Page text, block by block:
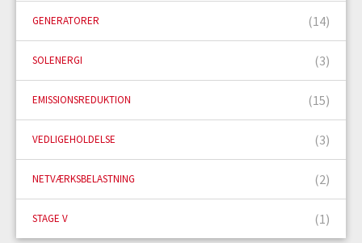
GENERATORER (14)
SOLENERGI (3)
EMISSIONSREDUKTION (15)
VEDLIGEHOLDELSE (3)
NETVÆRKSBELASTNING (2)
STAGE V (1)